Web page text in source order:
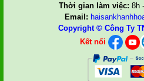
Thời gian làm việc: 8h
Email:
Copyright © Công Ty
Kết nối